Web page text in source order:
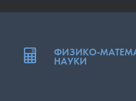
ФИЗИКО-
НАУКИ